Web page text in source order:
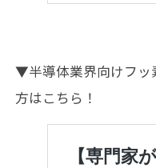
▼半導体業界向けフッ
方はこちら！